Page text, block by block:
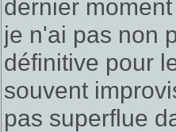
dernier
je n'ai pas non
définitive pour
souvent
pas superflue